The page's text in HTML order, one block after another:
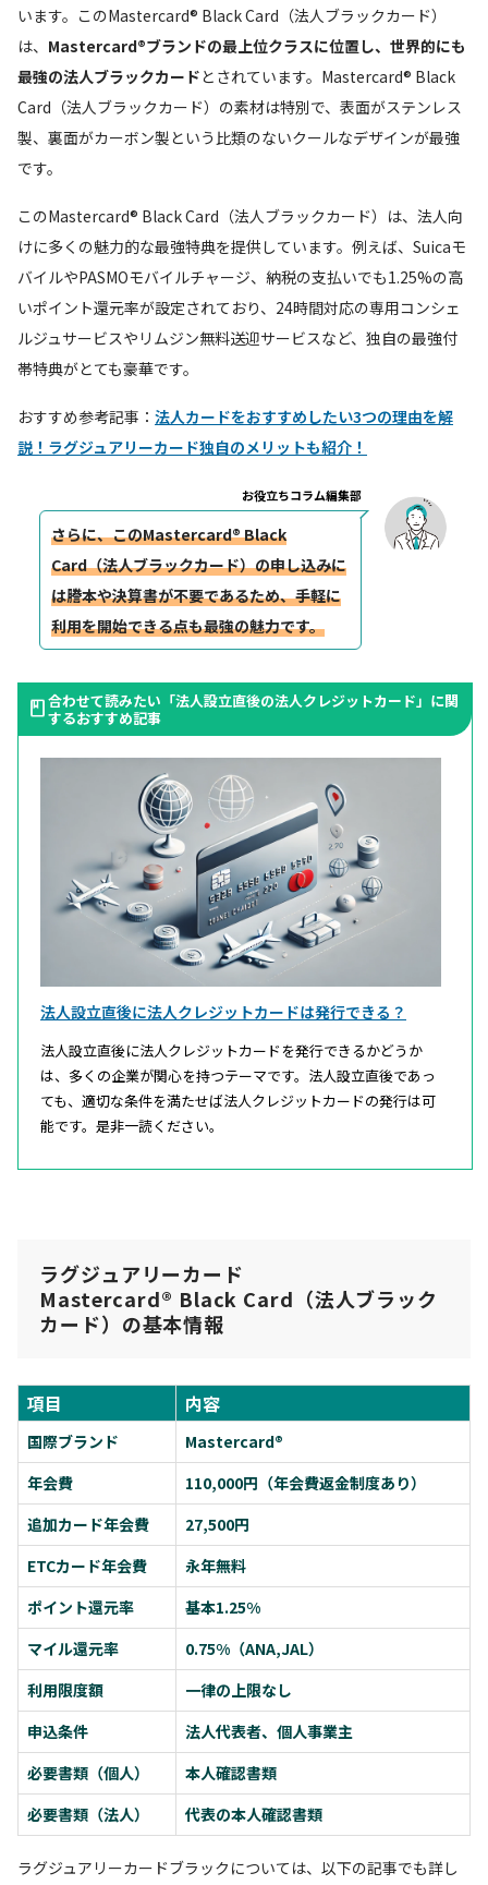
います。このMastercard® Black Card（法人ブラックカード）
は、 Mastercard®ブランドの最上位クラスに位置し、世界的にも
最強の法人ブラックカードとされています。Mastercard® Black
Card（法人ブラックカード）の素材は特別で、表面がステンレス
製、裏面がカーボン製という比類のないクールなデザインが最強
です。
このMastercard® Black Card（法人ブラックカード）は、法人向
けに多くの魅力的な最強特典を提供しています。例えば、Suicaモ
バイルやPASMOモバイルチャージ、納税の支払いでも1.25%の高
いポイント還元率が設定されており、24時間対応の専用コンシェ
ルジュサービスやリムジン無料送迎サービスなど、独自の最強付
帯特典がとても豪華です。
おすすめ参考記事： 法人カードをおすすめしたい3つの理由を解
説！ラグジュアリーカード独自のメリットも紹介！
お役立ちコラム編集部
さらに、このMastercard® Black
Card（法人ブラックカード）の申し込みに
は謄本や決算書が不要であるため、手軽に
利用を開始できる点も最強の魅力です。
合わせて読みたい「法人設立直後の法人クレジットカード」に関
するおすすめ記事
法人設立直後に法人クレジットカードは発行できる？
法人設立直後に法人クレジットカードを発行できるかどうか
は、多くの企業が関心を持つテーマです。法人設立直後であっ
ても、適切な条件を満たせば法人クレジットカードの発行は可
能です。是非一読ください。
ラグジュアリーカード
Mastercard® Black Card（法人ブラック
カード）の基本情報
項目 内容
国際ブランド
Mastercard®
年会費
110,000円（年会費返金制度あり）
追加カード年会費
27,500円
ETCカード年会費
永年無料
ポイント還元率
基本1.25%
マイル還元率
0.75%（ANA,JAL）
利用限度額
一律の上限なし
申込条件
法人代表者、個人事業主
必要書類（個人）
本人確認書類
必要書類（法人）
代表の本人確認書類
ラグジュアリーカードブラックについては、以下の記事でも詳し